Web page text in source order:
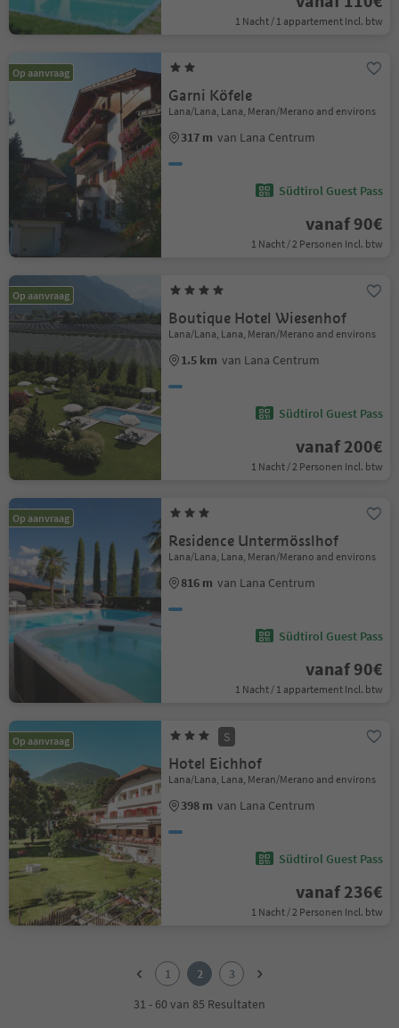
1 Nacht / 1 appartement Incl. btw
Op aanvraag
Garni Köfele
Lana/Lana, Lana, Meran/Merano and environs
317 m van Lana Centrum
Südtirol Guest Pass
vanaf 90€
1 Nacht / 2 Personen Incl. btw
Op aanvraag
Boutique Hotel Wiesenhof
Lana/Lana, Lana, Meran/Merano and environs
1.5 km van Lana Centrum
Südtirol Guest Pass
vanaf 200€
1 Nacht / 2 Personen Incl. btw
Op aanvraag
Residence Untermösslhof
Lana/Lana, Lana, Meran/Merano and environs
816 m van Lana Centrum
Südtirol Guest Pass
vanaf 90€
1 Nacht / 1 appartement Incl. btw
Op aanvraag S
Hotel Eichhof
Lana/Lana, Lana, Meran/Merano and environs
398 m van Lana Centrum
Südtirol Guest Pass
vanaf 236€
1 Nacht / 2 Personen Incl. btw
1 2
3
31 - 60 van 85 Resultaten